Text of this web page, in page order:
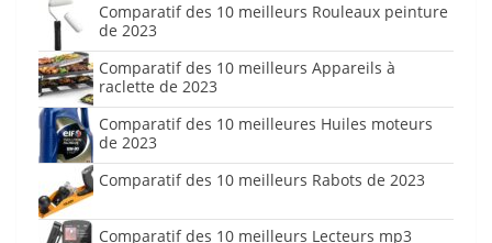
Comparatif des 10 meilleurs Rouleaux peinture
de 2023
Comparatif des 10 meilleurs Appareils à
raclette de 2023
Comparatif des 10 meilleures Huiles moteurs
de 2023
Comparatif des 10 meilleurs Rabots de 2023
Comparatif des 10 meilleurs Lecteurs mp3